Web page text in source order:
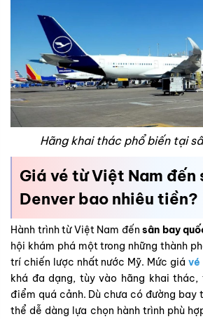
Hãng khai thác phổ biến tại
Giá vé từ Việt Nam đến
Denver bao nhiêu tiền?
Hành trình từ Việt Nam đếnsân bay
hội khám phá một trong những thành
trí chiến lược nhất nước Mỹ. Mức giá vé
khá đa dạng, tùy vào hãng khai
điểm quá cảnh. Dù chưa có đường bay
thể dễ dàng lựa chọn hành trình phù